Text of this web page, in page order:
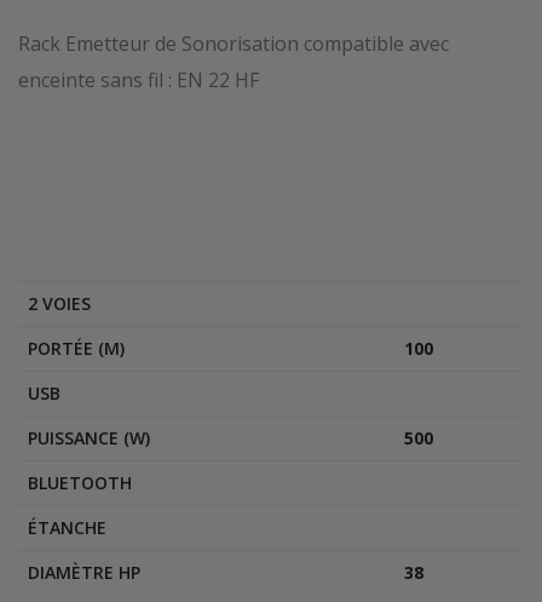
Rack Emetteur de Sonorisation compatible avec
enceinte sans fil : EN 22 HF
2 VOIES
PORTÉE (M)
100
USB
PUISSANCE (W)
500
BLUETOOTH
ÉTANCHE
DIAMÈTRE HP
38